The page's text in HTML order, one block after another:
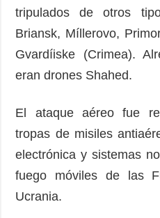
tripulados de otros
Briansk, Míllerovo,
Gvardíiske (Crimea).
eran drones Shahed.
El ataque aéreo fue
tropas de misiles
electrónica y sistemas
fuego móviles de las
Ucrania.